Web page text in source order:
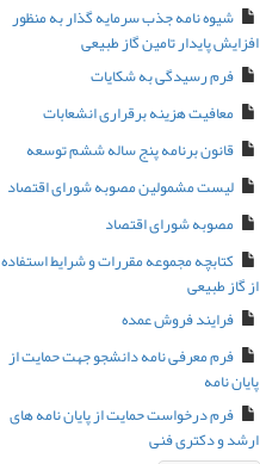
شیوه نامه جذب سرمایه گذار به منظور
افزایش پایدار تامین گاز طبیعی
فرم رسیدگی به شکایات
معافیت هزینه برقراری انشعابات
قانون برنامه پنج ساله ششم توسعه
لیست مشمولین مصوبه شورای اقتصاد
مصوبه شورای اقتصاد
کتابچه مجموعه مقررات و شرایط استفاده
از گاز طبیعی
فرایند فروش عمده
فرم معرفی نامه دانشجو جهت حمایت از
پایان نامه
فرم درخواست حمایت از پایان نامه های
ارشد و دکتری فنی